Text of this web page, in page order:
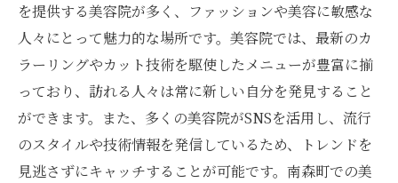
魅力的な美容院求人の探し方
北区での美容師成功事例
トレンド発信地南森町で美容師として成長する
ための美容院選び
南森町の美容院を選ぶ重要なポイント
成長をサポートする南森町の美容院
を提供する美容院が多く、ファッションや美容に敏感な
人々にとって魅力的な場所です。美容院では、最新のカ
ラーリングやカット技術を駆使したメニューが豊富に揃
っており、訪れる人々は常に新しい自分を発見すること
ができます。また、多くの美容院がSNSを活用し、流行
のスタイルや技術情報を発信しているため、トレンドを
見逃さずにキャッチすることが可能です。南森町での美